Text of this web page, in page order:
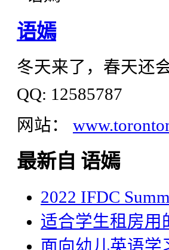
语嫣
冬天来了，春天还
QQ: 12585787
网站：
最新自 语嫣
2022 IFDC
适合学生租房用
面向幼儿英语学